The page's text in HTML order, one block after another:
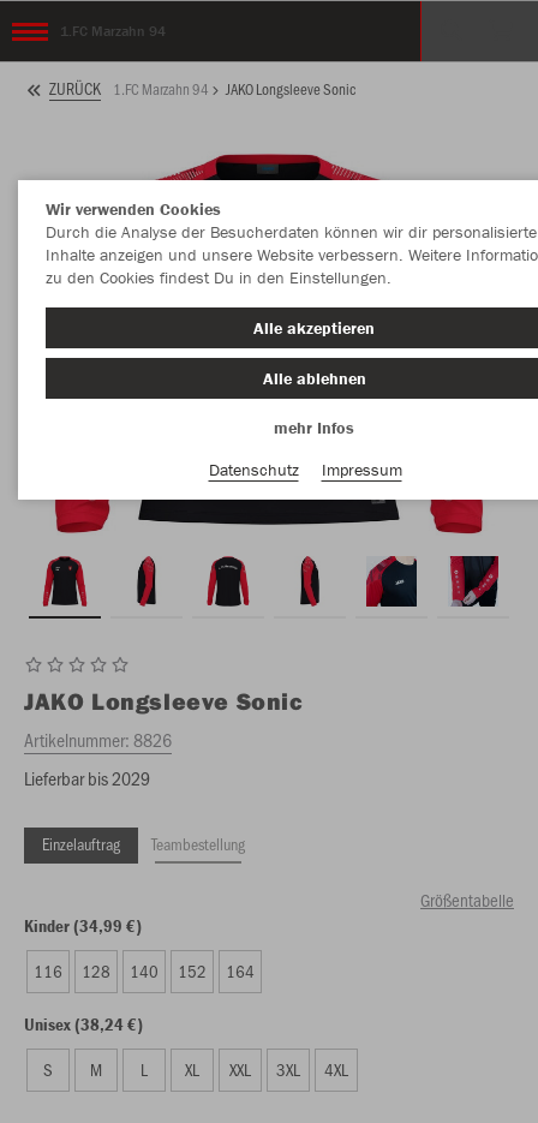
1.FC Marzahn 94
ZURÜCK 1.FC Marzahn 94 JAKO Longsleeve Sonic
JAKO Longsleeve Sonic
Artikelnummer:8826
Lieferbar bis 2029
Einzelauftrag Teambestellung
Größentabelle
Kinder (34,99 €)
116 128 140 152 164
Unisex (38,24 €)
S M L XL XXL 3XL 4XL
Wir verwenden Cookies
Durch die Analyse der Besucherdaten können wir dir personalisierte
Inhalte anzeigen und unsere Website verbessern. Weitere
zu den Cookies findest Du in den Einstellungen.
Alle akzeptieren
Alle ablehnen
mehr Infos
Datenschutz
Impressum